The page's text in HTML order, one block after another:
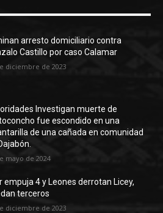
arresto domiciliario contra
Castillo por caso Calamar
diciembre de 2023
Investigan muerte de
fue escondido en una
de una cañada en comunidad
mayo de 2024
empuja 4 y Leones derrotan Licey,
terceros
diciembre de 2023